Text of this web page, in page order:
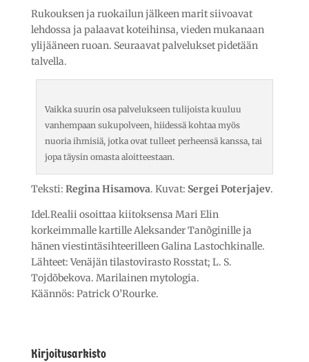
Rukouksen ja ruokailun jälkeen marit siivoavat
lehdossa ja palaavat koteihinsa, vieden mukanaan
ylijääneen ruoan. Seuraavat palvelukset pidetään
talvella.
Vaikka suurin osa palvelukseen tulijoista kuuluu
vanhempaan sukupolveen, hiidessä kohtaa myös
nuoria ihmisiä, jotka ovat tulleet perheensä kanssa, tai
jopa täysin omasta aloitteestaan.
Teksti: Regina Hisamova. Kuvat: Sergei Poterjajev.
Idel.Realii osoittaa kiitoksensa Mari Elin
korkeimmalle kartille Aleksander Tanõginille ja
hänen viestintäsihteerilleen Galina Lastochkinalle.
Lähteet: Venäjän tilastovirasto Rosstat; L. S.
Tojdõbekova. Marilainen mytologia.
Käännös: Patrick O’Rourke.
Kirjoitusarkisto